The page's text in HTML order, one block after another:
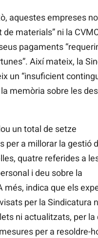
aquestes empreses
de materials” ni la
pagaments
Així mateix, la
un “insuficient
memòria sobre les
un total de setze
per a millorar la gestió
quatre referides a
i deu sobre la
més, indica que els
per la Sindicatura
ni actualitzats, per la
per a resoldre-